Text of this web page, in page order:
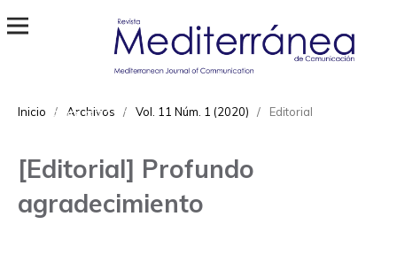
1989-872X
Inicio / Archivos / Vol. 11 Núm. 1 (2020) / Editorial
[Editorial] Profundo
agradecimiento